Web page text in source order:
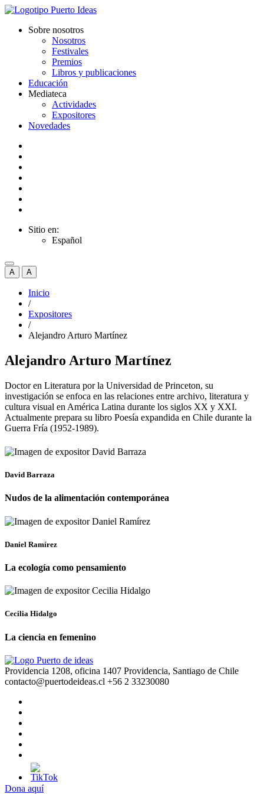
Sobre nosotros
Nosotros
Festivales
Premios
Libros y publicaciones
Educación
Mediateca
Actividades
Expositores
Novedades
Sitio en:
Español
A A
Inicio
/
Expositores
/
Alejandro Arturo Martínez
Alejandro Arturo Martínez
Doctor en Literatura por la Universidad de Princeton, su
investigación se enfoca en las relaciones entre archivo, literatura y
cultura visual en América Latina durante los siglos XX y XXI.
Actualmente prepara su libro Poesía expandida en Chile durante la
Guerra Fría (1952-1989).
David Barraza
Nudos de la alimentación contemporánea
Daniel Ramírez
La ecología como pensamiento
Cecilia Hidalgo
La ciencia en femenino
Providencia 1208, oficina 1407 Providencia, Santiago de Chile
contacto@puertodeideas.cl +56 2 33230080
Dona aquí